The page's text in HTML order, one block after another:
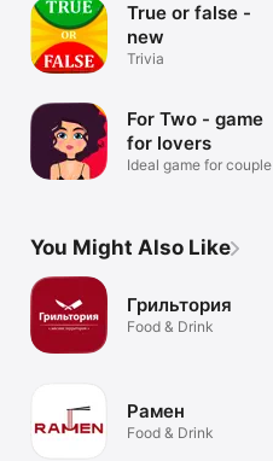
True or false -
new
Trivia
For Two - game
for lovers
Ideal game for couple
You Might Also Like
Грильтория
Food & Drink
Рамен
Food & Drink